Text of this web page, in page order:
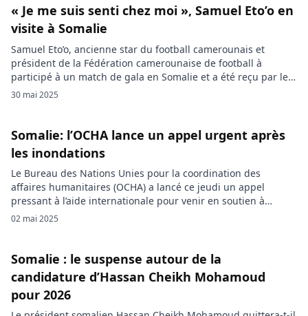
installations militaires sur son sol. Séparée de la Somalie […]
« Je me suis senti chez moi », Samuel Eto’o en
visite à Somalie
Samuel Eto’o, ancienne star du football camerounais et
président de la Fédération camerounaise de football à
participé à un match de gala en Somalie et a été reçu par le
président somalien ce jeudi 29 mai 2025. C’est dans un stade
30 mai 2025
Somalie: l’OCHA lance un appel urgent après
les inondations
Le Bureau des Nations Unies pour la coordination des
affaires humanitaires (OCHA) a lancé ce jeudi un appel
pressant à l’aide internationale pour venir en soutien à
quelque 45 000 personnes affectées par de violentes
provoquant des […]
02 mai 2025
Somalie : le suspense autour de la
candidature d’Hassan Cheikh Mohamoud
pour 2026